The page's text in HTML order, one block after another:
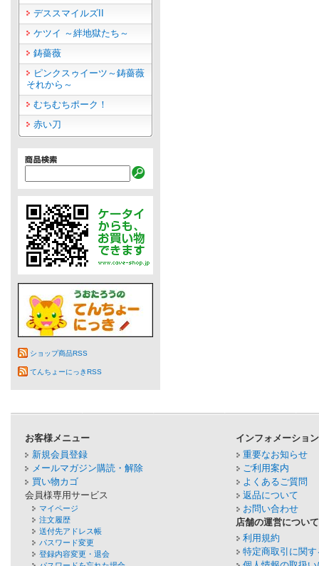
デススマイルズII
ケツイ ～絆地獄たち～
鋳薔薇
ピンクスゥイーツ～鋳薔薇
それから～
むちむちポーク！
赤い刀
ショップ商品RSS
てんちょーにっきRSS
お客様メニュー
新規会員登録
メールマガジン購読・解除
買い物カゴ
会員様専用サービス
マイページ
注文履歴
送付先アドレス帳
パスワード変更
登録内容変更・退会
インフォメーション
重要なお知らせ
ご利用案内
よくあるご質問
返品について
お問い合わせ
店舗の運営について
利用規約
特定商取引に関